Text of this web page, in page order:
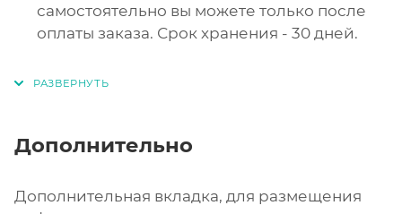
самостоятельно вы можете только после
оплаты заказа. Срок хранения - 30 дней.
Дополнительно
Дополнительная вкладка, для размещения